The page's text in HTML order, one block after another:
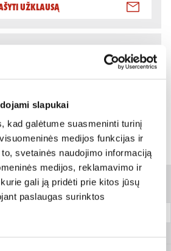
slapukai
kad galėtume suasmeninti turinį
medijos funkcijas ir
svetainės naudojimo informaciją
medijos, reklamavimo ir
gali ją pridėti prie kitos jūsų
paslaugas surinktos
užklausą
Filtrai